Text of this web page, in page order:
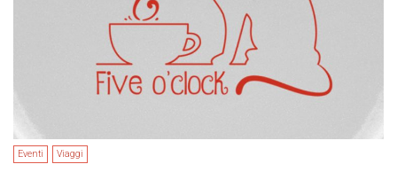
Eventi Viaggi